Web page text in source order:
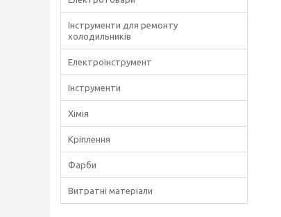
Інструменти для ремонту
холодильників
Електроінструмент
Інструменти
Хімія
Кріплення
Фарби
Витратні матеріали